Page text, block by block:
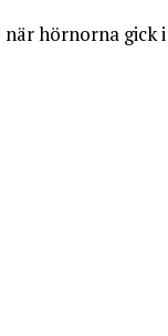
när hörnorna gick